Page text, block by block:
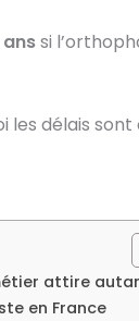
si
délais sont
attire
en France